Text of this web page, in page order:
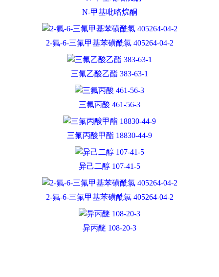
N-甲基吡咯烷酮
2-氟-6-三氟甲基苯磺酰氯 405264-04-2
三氟乙酸乙酯 383-63-1
三氟丙酸 461-56-3
三氟丙酸甲酯 18830-44-9
异己二醇 107-41-5
2-氟-6-三氟甲基苯磺酰氯 405264-04-2
异丙醚 108-20-3